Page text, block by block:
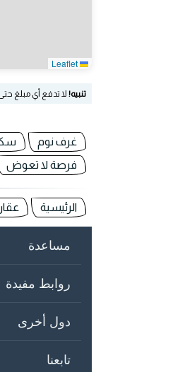
تنبيه! لا تدفع أي مبلغ
غرف نوم
فرصة لا تعوض
الرئيسية
مساعدة
روابط مفيدة
دول أخرى
تابعنا